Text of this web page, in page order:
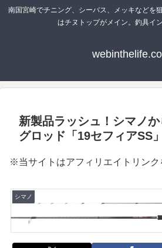
南国宮崎でチニング、シーバス、メッキなどを
はチヌトップがメイン。釣具イ
新製品ラッシュ！シマノ
グロッド「19セフィアSS
※当サイトはアフィリエイトリンク
シマノ